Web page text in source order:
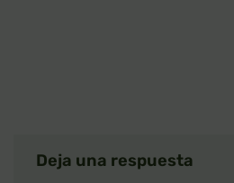
Deja una respuesta